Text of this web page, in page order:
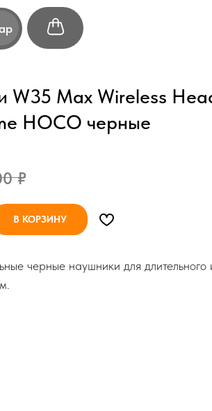
W35 Max Wireless
HOCO черные
₽
В КОРЗИНУ
черные наушники для длительного